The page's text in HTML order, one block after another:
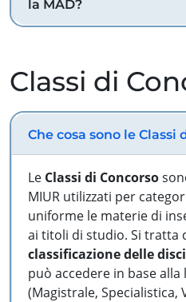
la MAD?
Classi di
Che cosa sono le Classi
Le Classi di Concorso
MIUR utilizzati per
uniforme le materie di
ai titoli di studio. Si tratta
classificazione delle
può accedere in base
(Magistrale, Specialistica,